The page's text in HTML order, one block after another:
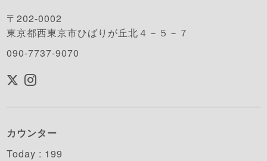
〒202-0002
東京都西東京市ひばりが丘北４－５－７
090-7737-9070
カウンター
Today : 199